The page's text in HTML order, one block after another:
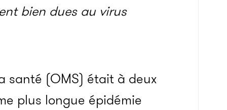
bien dues au virus
santé (OMS) était à deux
plus longue épidémie